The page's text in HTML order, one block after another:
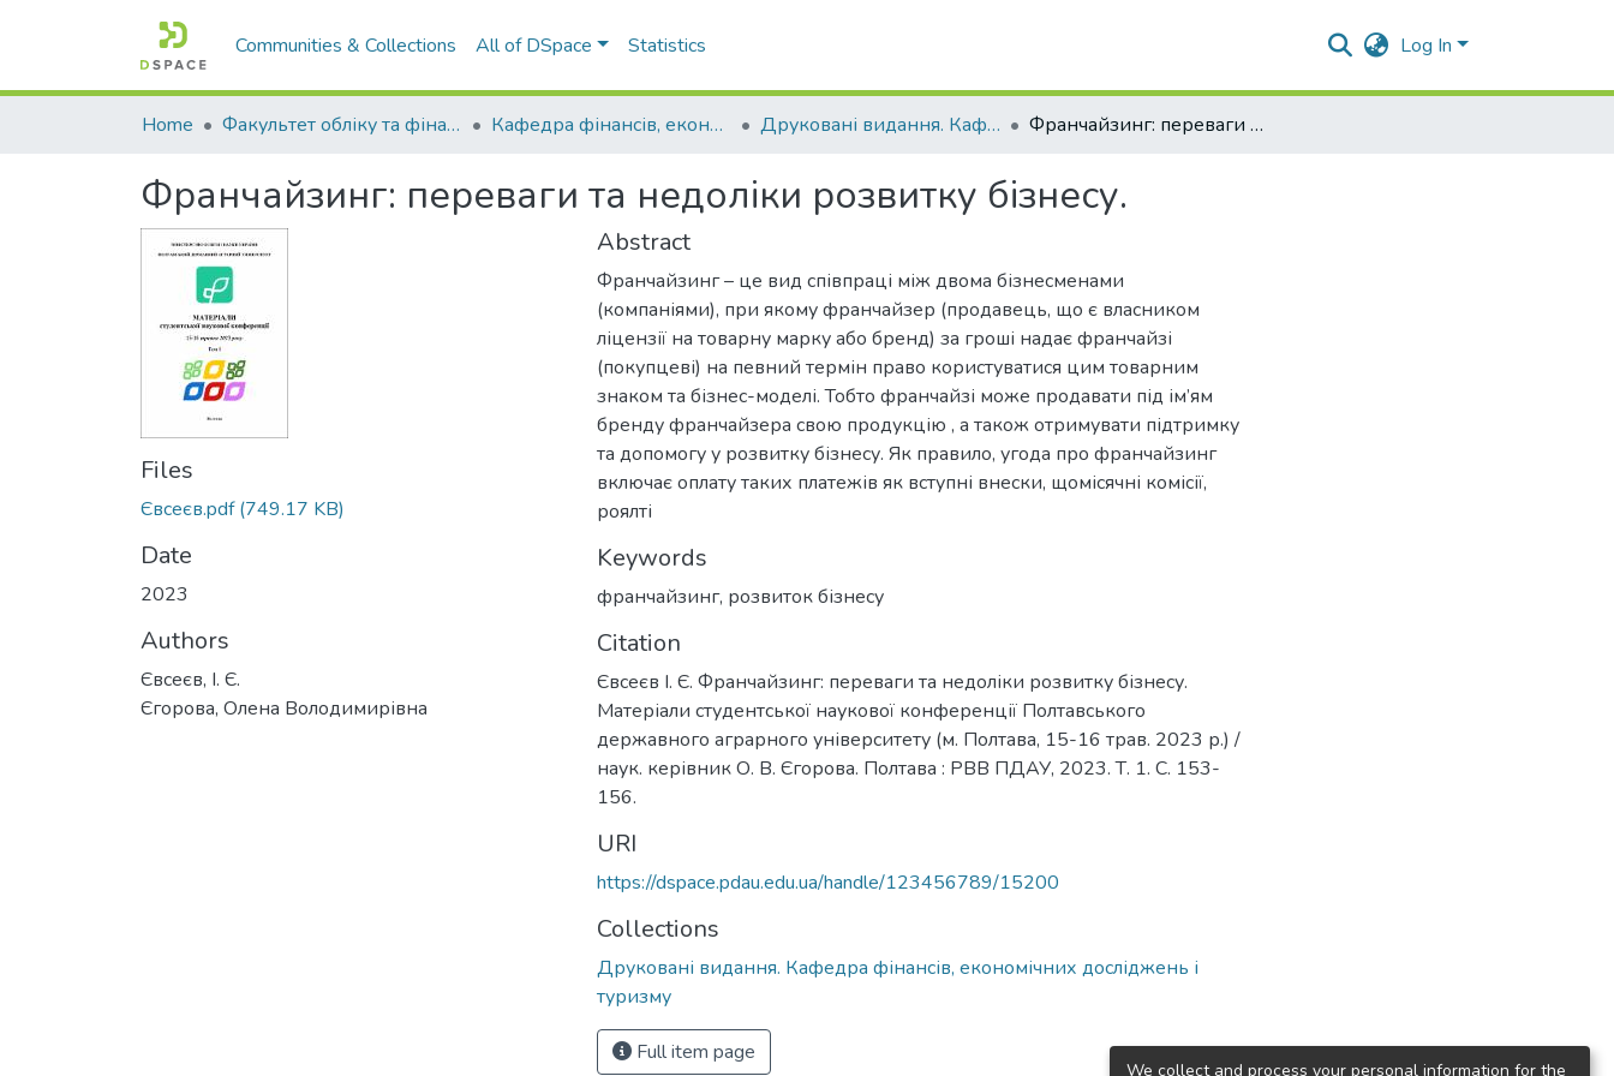
Communities & Collections All of DSpace Statistics Log In
Home Факультет обліку та фінансів Кафедра фінансів, економічних досліджень і туризму Друковані видання. Кафедра фінансів, економічних досліджень і туризму Франчайзинг: переваги та недоліки розвитку бізнесу.
Франчайзинг: переваги та недоліки розвитку бізнесу.
Files
Євсеєв.pdf(749.17 KB)
Date
2023
Authors
Євсеєв, І. Є.
Єгорова, Олена Володимирівна
Abstract
Франчайзинг – це вид співпраці між двома бізнесменами
(компаніями), при якому франчайзер (продавець, що є власником
ліцензії на товарну марку або бренд) за гроші надає франчайзі
(покупцеві) на певний термін право користуватися цим товарним
знаком та бізнес-моделі. Тобто франчайзі може продавати під ім’ям
бренду франчайзера свою продукцію , а також отримувати підтримку
та допомогу у розвитку бізнесу. Як правило, угода про франчайзинг
включає оплату таких платежів як вступні внески, щомісячні комісії,
роялті
Keywords
франчайзинг, розвиток бізнесу
Citation
Євсеєв І. Є. Франчайзинг: переваги та недоліки розвитку бізнесу.
Матеріали студентської наукової конференції Полтавського
державного аграрного університету (м. Полтава, 15-16 трав. 2023 р.) /
наук. керівник О. В. Єгорова. Полтава : РВВ ПДАУ, 2023. Т. 1. С. 153-
156.
URI
https://dspace.pdau.edu.ua/handle/123456789/15200
Collections
Друковані видання. Кафедра фінансів, економічних досліджень і
туризму
Full item page
We collect and process your personal information for the